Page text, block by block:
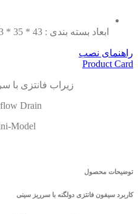
ابعاد بسته بندی : 43 * 35 * 63
راهنمای نصب
Product Card
توضیحات محصول
کاربرد سیفون فانتزی دولگنه با سرریز سینی